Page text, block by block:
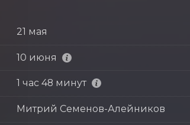
21 мая
10 июня
1 час 48 минут
Митрий Семенов-Алейников